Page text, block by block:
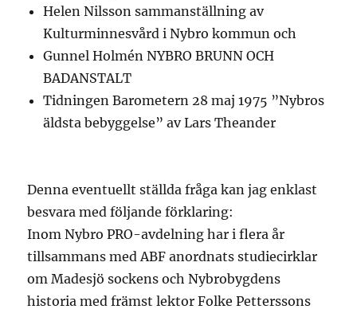
Helen Nilsson sammanställning av
Kulturminnesvård i Nybro kommun och
Gunnel Holmén NYBRO BRUNN OCH
BADANSTALT
Tidningen Barometern 28 maj 1975 ”Nybros
äldsta bebyggelse” av Lars Theander
Denna eventuellt ställda fråga kan jag enklast
besvara med följande förklaring:
Inom Nybro PRO-avdelning har i flera år
tillsammans med ABF anordnats studiecirklar
om Madesjö sockens och Nybrobygdens
historia med främst lektor Folke Petterssons